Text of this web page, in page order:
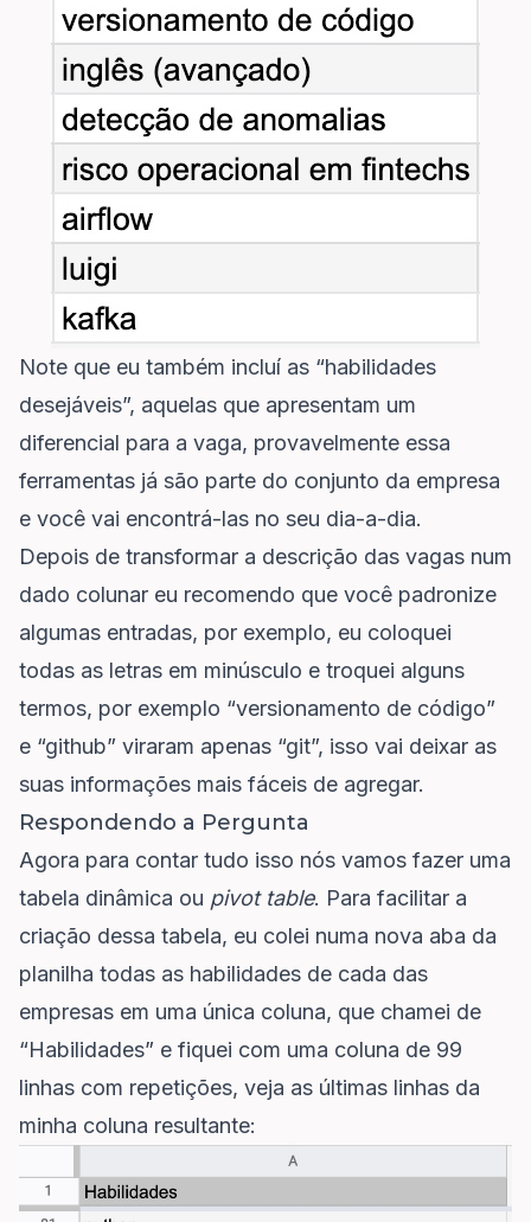
Note que eu também incluí as “habilidades
desejáveis”, aquelas que apresentam um
diferencial para a vaga, provavelmente essa
ferramentas já são parte do conjunto da empresa
e você vai encontrá-las no seu dia-a-dia.
Depois de transformar a descrição das vagas num
dado colunar eu recomendo que você padronize
algumas entradas, por exemplo, eu coloquei
todas as letras em minúsculo e troquei alguns
termos, por exemplo “versionamento de código”
e “github” viraram apenas “git”, isso vai deixar as
suas informações mais fáceis de agregar.
Respondendo a Pergunta
Agora para contar tudo isso nós vamos fazer uma
tabela dinâmica ou pivot table. Para facilitar a
criação dessa tabela, eu colei numa nova aba da
planilha todas as habilidades de cada das
empresas em uma única coluna, que chamei de
“Habilidades” e fiquei com uma coluna de 99
linhas com repetições, veja as últimas linhas da
minha coluna resultante: